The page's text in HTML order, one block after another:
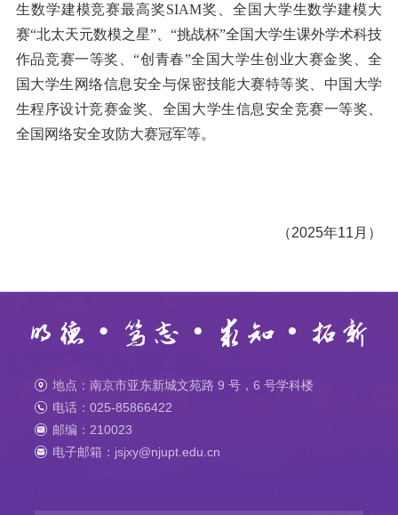
生数学建模竞赛最高奖SIAM奖、全国大学生数学建模大
赛“北太天元数模之星”、“挑战杯”全国大学生课外学术科技
作品竞赛一等奖、“创青春”全国大学生创业大赛金奖、全
国大学生网络信息安全与保密技能大赛特等奖、中国大学
生程序设计竞赛金奖、全国大学生信息安全竞赛一等奖、
全国网络安全攻防大赛冠军等。
（2025年11 月）
地点：南京市亚东新城文苑路 9 号，6 号学科楼
电话：025-85866422
邮编：210023
电子邮箱：jsjxy@njupt.edu.cn